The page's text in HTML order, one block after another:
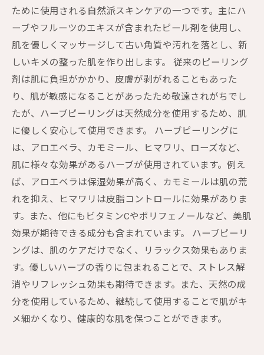
ために使用される自然派スキンケアの一つです。主にハ
ーブやフルーツのエキスが含まれたピール剤を使用し、
肌を優しくマッサージして古い角質や汚れを落とし、新
しいキメの整った肌を作り出します。 従来のピーリング
剤は肌に負担がかかり、皮膚が剥がれることもあった
り、肌が敏感になることがあったため敬遠されがちでし
たが、ハーブピーリングは天然成分を使用するため、肌
に優しく安心して使用できます。 ハーブピーリングに
は、アロエベラ、カモミール、ヒマワリ、ローズなど、
肌に様々な効果があるハーブが使用されています。例え
ば、アロエベラは保湿効果が高く、カモミールは肌の荒
れを抑え、ヒマワリは皮脂コントロールに効果がありま
す。また、他にもビタミンCやポリフェノールなど、美肌
効果が期待できる成分も含まれています。 ハーブピーリ
ングは、肌のケアだけでなく、リラックス効果もありま
す。優しいハーブの香りに包まれることで、ストレス解
消やリフレッシュ効果も期待できます。また、天然の成
分を使用しているため、継続して使用することで肌がキ
メ細かくなり、健康的な肌を保つことができます。